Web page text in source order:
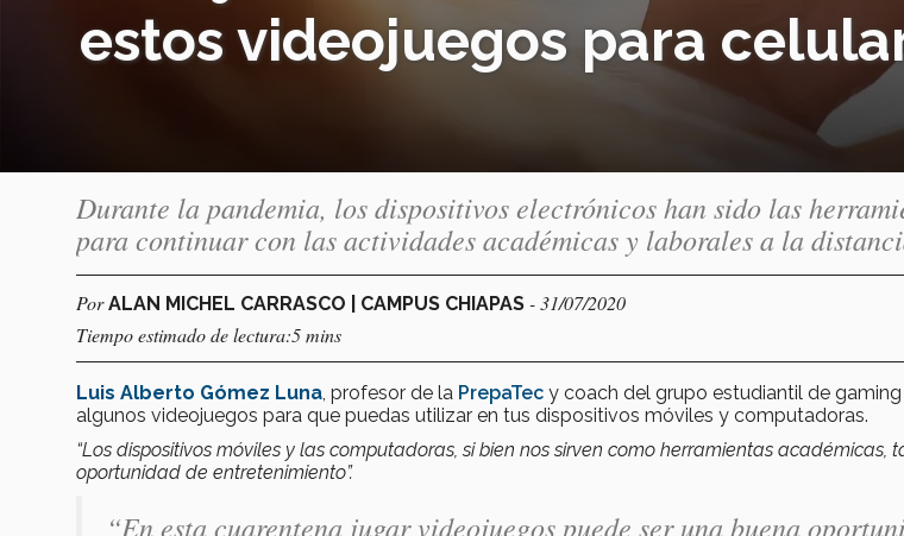
estos videojuegos para
Durante la pandemia, los dispositivos electrónicos han sido las
para continuar con las actividades académicas y laborales a la
PorALAN MICHEL CARRASCO | CAMPUS CHIAPAS - 31/07/2020
Tiempo estimado de lectura:5 mins
Luis Alberto Gómez Luna , profesor de la PrepaTec y coach del grupo estudiantil de gaming
algunos videojuegos para que puedas utilizar en tus dispositivos móviles y computadoras.
“Los dispositivos móviles y las computadoras, si bien nos sirven como herramientas académicas,
oportunidad de entretenimiento”.
“En esta cuarentena jugar videojuegos puede ser una buena